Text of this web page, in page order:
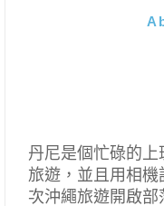
丹尼是個忙碌的
旅遊，並且用相
次沖繩旅遊開啟